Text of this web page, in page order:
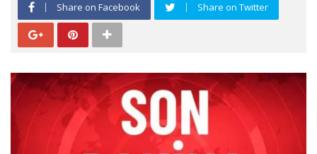
Share on Facebook Share on Twitter